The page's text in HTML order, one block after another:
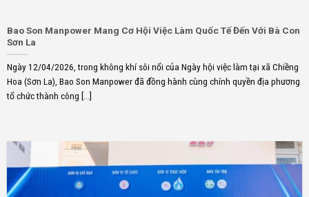
Bao Son Manpower Mang Cơ Hội Việc Làm Quốc Tế Đến Với Bà Con
Sơn La
Ngày 12/04/2026, trong không khí sôi nổi của Ngày hội việc làm tại xã Chiềng
Hoa (Sơn La), Bao Son Manpower đã đồng hành cùng chính quyền địa phương
tổ chức thành công [...]